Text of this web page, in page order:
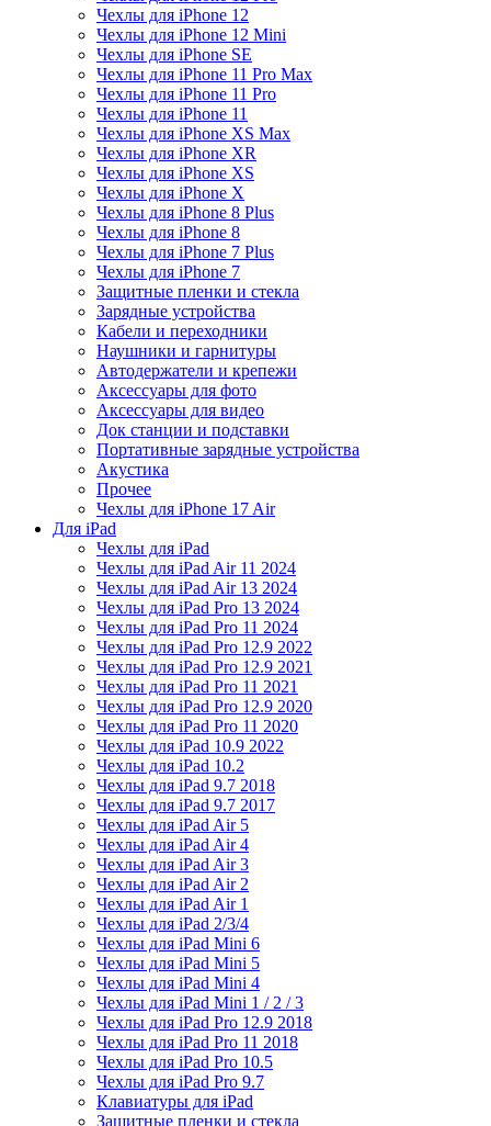
Чехлы для iPhone 12
Чехлы для iPhone 12 Mini
Чехлы для iPhone SE
Чехлы для iPhone 11 Pro Max
Чехлы для iPhone 11 Pro
Чехлы для iPhone 11
Чехлы для iPhone XS Max
Чехлы для iPhone XR
Чехлы для iPhone XS
Чехлы для iPhone X
Чехлы для iPhone 8 Plus
Чехлы для iPhone 8
Чехлы для iPhone 7 Plus
Чехлы для iPhone 7
Защитные пленки и стекла
Зарядные устройства
Кабели и переходники
Наушники и гарнитуры
Автодержатели и крепежи
Аксессуары для фото
Аксессуары для видео
Док станции и подставки
Портативные зарядные устройства
Акустика
Прочее
Чехлы для iPhone 17 Air
Для iPad
Чехлы для iPad
Чехлы для iPad Air 11 2024
Чехлы для iPad Air 13 2024
Чехлы для iPad Pro 13 2024
Чехлы для iPad Pro 11 2024
Чехлы для iPad Pro 12.9 2022
Чехлы для iPad Pro 12.9 2021
Чехлы для iPad Pro 11 2021
Чехлы для iPad Pro 12.9 2020
Чехлы для iPad Pro 11 2020
Чехлы для iPad 10.9 2022
Чехлы для iPad 10.2
Чехлы для iPad 9.7 2018
Чехлы для iPad 9.7 2017
Чехлы для iPad Air 5
Чехлы для iPad Air 4
Чехлы для iPad Air 3
Чехлы для iPad Air 2
Чехлы для iPad Air 1
Чехлы для iPad 2/3/4
Чехлы для iPad Mini 6
Чехлы для iPad Mini 5
Чехлы для iPad Mini 4
Чехлы для iPad Mini 1 / 2 / 3
Чехлы для iPad Pro 12.9 2018
Чехлы для iPad Pro 11 2018
Чехлы для iPad Pro 10.5
Чехлы для iPad Pro 9.7
Клавиатуры для iPad
Защитные пленки и стекла